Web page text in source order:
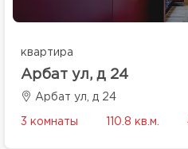
квартира
Арбат ул, д 24
Арбат ул, д 24
3 комнаты 110.8 кв.м.